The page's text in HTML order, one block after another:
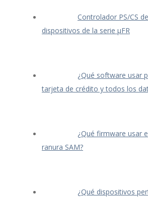
Controlador PS/CS
dispositivos de la serie μFR
¿Qué software usar
tarjeta de crédito y todos los
¿Qué firmware usar
ranura SAM?
¿Qué dispositivos